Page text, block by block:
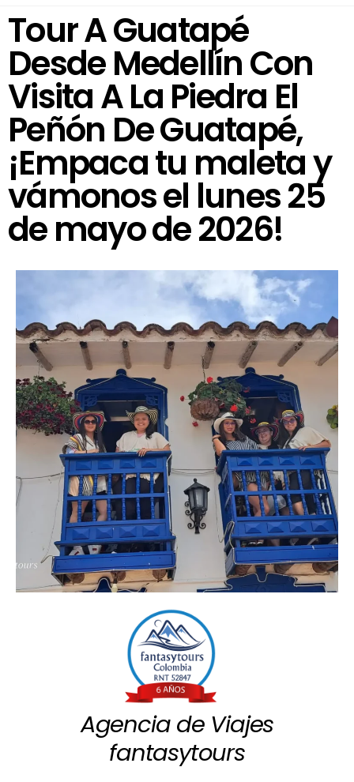
Tour A Guatapé
Desde Medellín Con
Visita A La Piedra El
Peñón De Guatapé,
¡Empaca tu maleta y
vámonos el lunes 25
de mayo de 2026!
Agencia de Viajes
fantasytours